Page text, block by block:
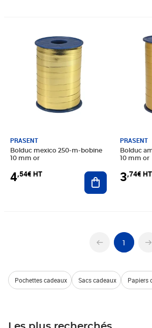
PRASENT
Bolduc mexico 250-m-bobine
10 mm or
4,54€ HT Ajouter au
PRASENT
Bolduc
10 mm or
3,74€ HT
1
Pochettes cadeaux Sacs cadeaux Papiers